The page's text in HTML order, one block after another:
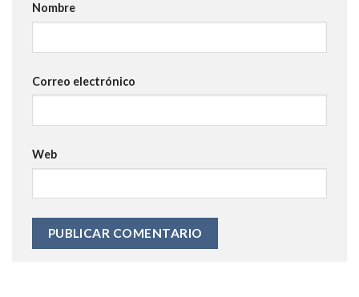
Nombre
Correo electrónico
Web